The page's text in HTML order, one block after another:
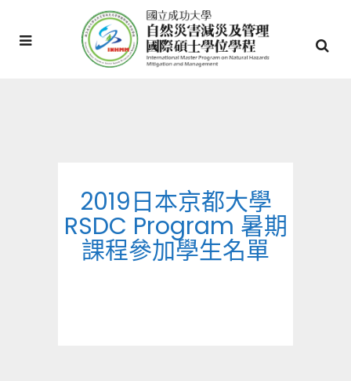
2019日本京都大學
RSDC Program 暑期
課程參加學生名單